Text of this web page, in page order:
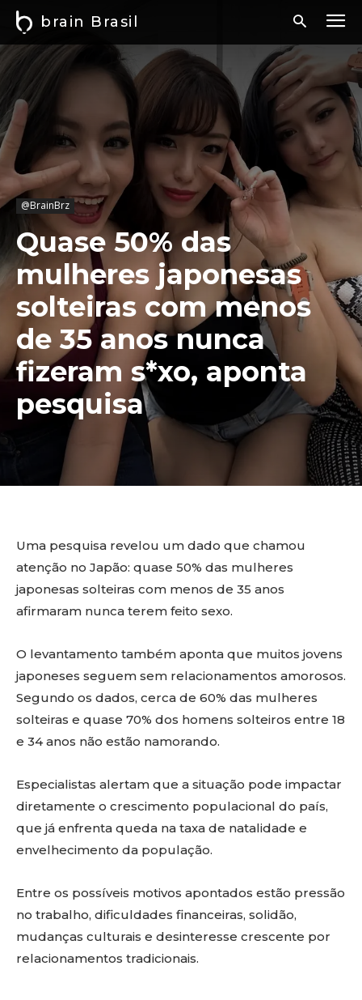
brain Brasil
@BrainBrz
Quase 50% das
mulheres japonesas
solteiras com menos
de 35 anos nunca
fizeram s*xo, aponta
pesquisa
Uma pesquisa revelou um dado que chamou
atenção no Japão: quase 50% das mulheres
japonesas solteiras com menos de 35 anos
afirmaram nunca terem feito sexo.
O levantamento também aponta que muitos jovens
japoneses seguem sem relacionamentos amorosos.
Segundo os dados, cerca de 60% das mulheres
solteiras e quase 70% dos homens solteiros entre 18
e 34 anos não estão namorando.
Especialistas alertam que a situação pode impactar
diretamente o crescimento populacional do país,
que já enfrenta queda na taxa de natalidade e
envelhecimento da população.
Entre os possíveis motivos apontados estão pressão
no trabalho, dificuldades financeiras, solidão,
mudanças culturais e desinteresse crescente por
relacionamentos tradicionais.